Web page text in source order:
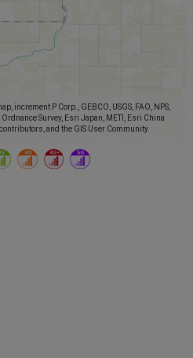
increment P Corp., GEBCO, USGS, FAO, NPS,
Survey, Esri Japan, METI, Esri China
and the GIS User Community